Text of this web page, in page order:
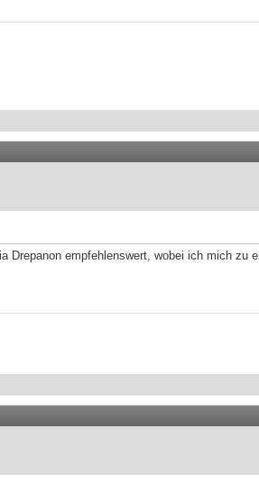
empfehlenswert, wobei ich mich zu